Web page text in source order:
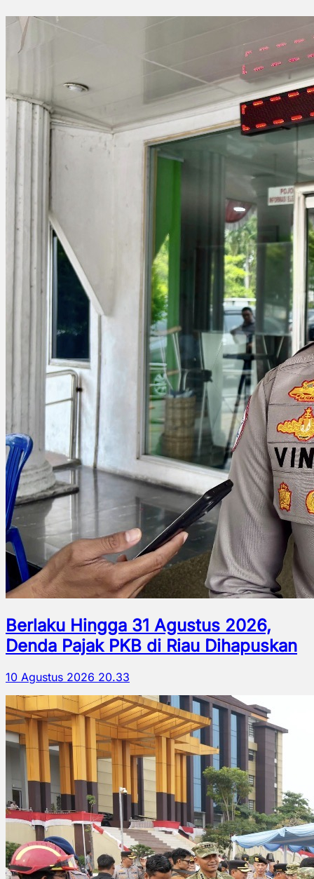
Berlaku Hingga 31 Agustus 2026,
Denda Pajak PKB di Riau Dihapuskan
10 Agustus 2026 20.33